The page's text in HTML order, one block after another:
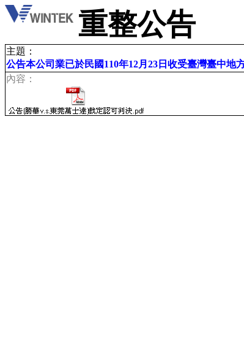
重整公告
主題：
公告本公司業已於民國110年12月23日收受臺灣臺中地
內容：